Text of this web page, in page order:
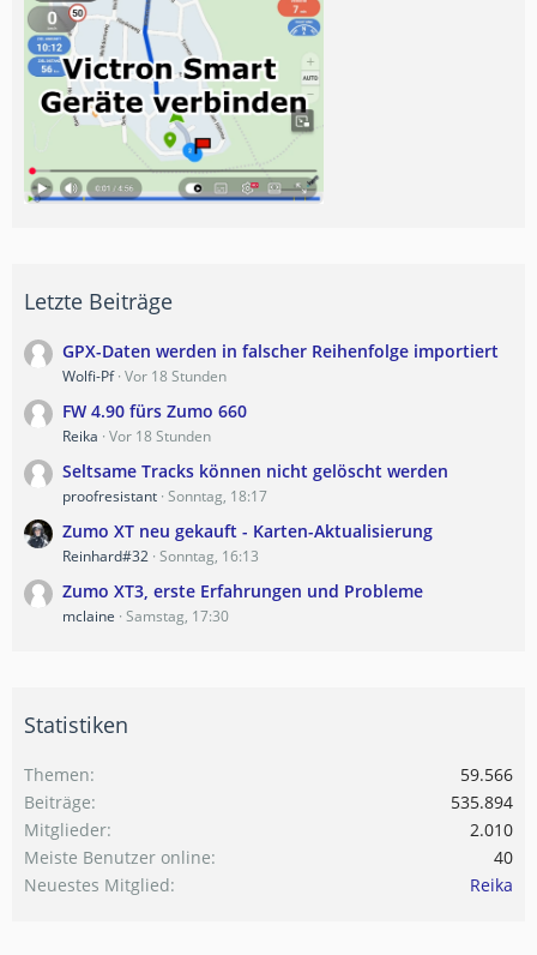
Letzte Beiträge
GPX-Daten werden in falscher Reihenfolge importiert
Wolfi-Pf Vor 18 Stunden
FW 4.90 fürs Zumo 660
Reika Vor 18 Stunden
Seltsame Tracks können nicht gelöscht werden
proofresistant Sonntag, 18:17
Zumo XT neu gekauft - Karten-Aktualisierung
Reinhard#32 Sonntag, 16:13
Zumo XT3, erste Erfahrungen und Probleme
mclaine Samstag, 17:30
Statistiken
Themen
59.566
Beiträge
535.894
Mitglieder
2.010
Meiste Benutzer online
40
Neuestes Mitglied
Reika